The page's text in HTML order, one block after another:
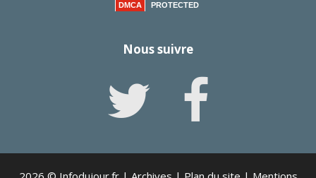
DMCA PROTECTED
Nous suivre